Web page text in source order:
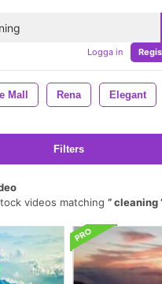
Logga in
Mall Rena Elegant
Filters
videos matching
cleaning